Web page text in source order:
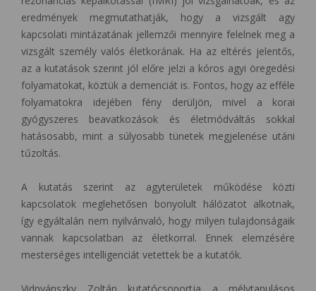
eredmények megmutathatják, hogy a vizsgált agy
kapcsolati mintázatának jellemzői mennyire felelnek meg a
vizsgált személy valós életkorának. Ha az eltérés jelentős,
az a kutatások szerint jól előre jelzi a kóros agyi öregedési
folyamatokat, köztük a demenciát is. Fontos, hogy az efféle
folyamatokra idejében fény derüljön, mivel a korai
gyógyszeres beavatkozások és életmódváltás sokkal
hatásosabb, mint a súlyosabb tünetek megjelenése utáni
tűzoltás.
A kutatás szerint az agyterületek működése közti
kapcsolatok meglehetősen bonyolult hálózatot alkotnak,
így egyáltalán nem nyilvánvaló, hogy milyen tulajdonságaik
vannak kapcsolatban az életkorral. Ennek elemzésére
mesterséges intelligenciát vetettek be a kutatók.
Vidnyánszky Zoltán kutatócsoportja a mélytanulásos